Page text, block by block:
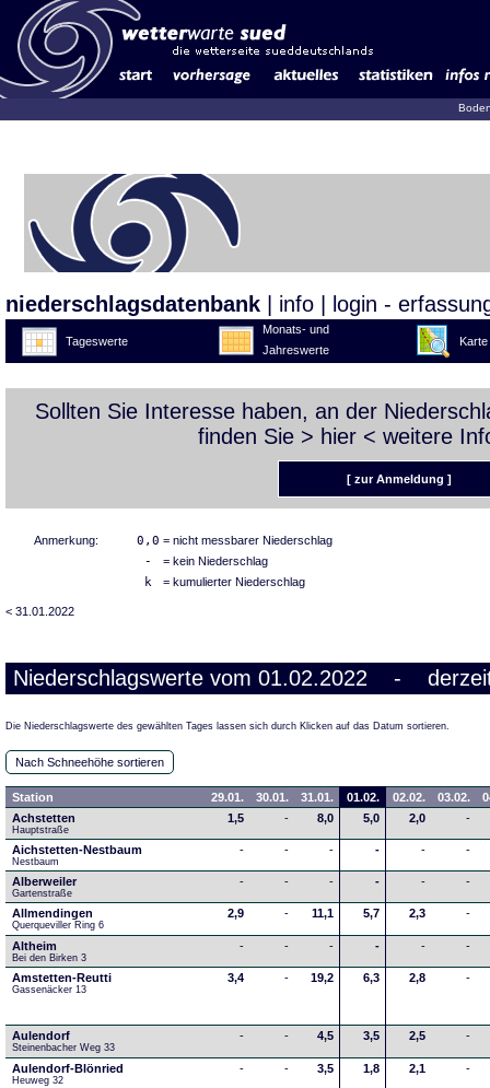
niederschlagsdatenbank info login -
Tageswerte
Monats- und
Jahreswerte
Karte
Sollten Sie Interesse haben, an der
finden Sie > hier < weitere
[ zur Anmeldung ]
Anmerkung: 0,0 = nicht messbarer Niederschlag
- = kein Niederschlag
k = kumulierter Niederschlag
< 31.01.2022
Niederschlagswerte vom 01.02.2022 -
Die Niederschlagswerte des gewählten Tages lassen sich durch Klicken auf das Datum sortieren.
Nach Schneehöhe sortieren
Station 29.01. 30.01. 31.01. 01.02. 02.02. 03.02.
Achstetten
Hauptstraße
1,5 - 8,0 5,0 2,0 -
Aichstetten-Nestbaum
Nestbaum
- - - - - -
Alberweiler
Gartenstraße
- - - - - -
Allmendingen
Querqueviller Ring 6
2,9 - 11,1 5,7 2,3 -
Altheim
Bei den Birken 3
- - - - - -
Amstetten-Reutti
Gassenäcker 13
3,4 - 19,2 6,3 2,8 -
Aulendorf
Steinenbacher Weg 33
- - 4,5 3,5 2,5 -
Aulendorf-Blönried
Heuweg 32
- - 3,5 1,8 2,1 -